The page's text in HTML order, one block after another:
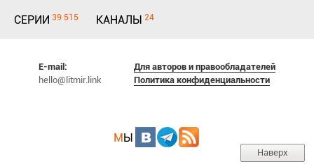
СЕРИИ 39 515 КАНАЛЫ 24
E-mail:
hello@litmir.link
Для авторов и правообладателей
Политика конфиденциальности
МЫ
Наверх